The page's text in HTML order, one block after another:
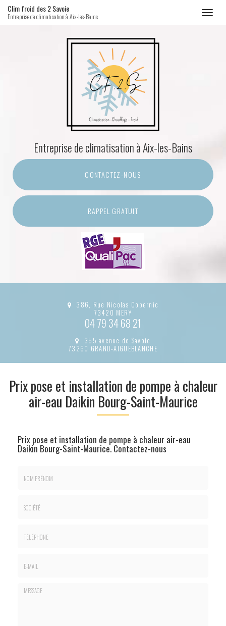
Clim froid des 2 Savoie
Entreprise de climatisation à Aix-les-Bains
Entreprise de climatisationà Aix-les-Bains
CONTACTEZ-NOUS
RAPPEL GRATUIT
386, Rue Nicolas Copernic
73420 MERY
04 79 34 68 21
355 avenue de Savoie
73260 GRAND-AIGUEBLANCHE
Prix pose et installation de pompe à chaleur
air-eau Daikin Bourg-Saint-Maurice
Prix pose et installation de pompe à chaleur air-eau
Daikin Bourg-Saint-Maurice. Contactez-nous